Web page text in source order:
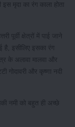
मृदा का रंग काला होता
पूर्वी क्षेत्रों में पाई जाने
है, इसीलिए इसका रंग
के अलावा मालवा और
गोदावरी और कृष्णा नदी
नमी को बहुत ही अच्छे